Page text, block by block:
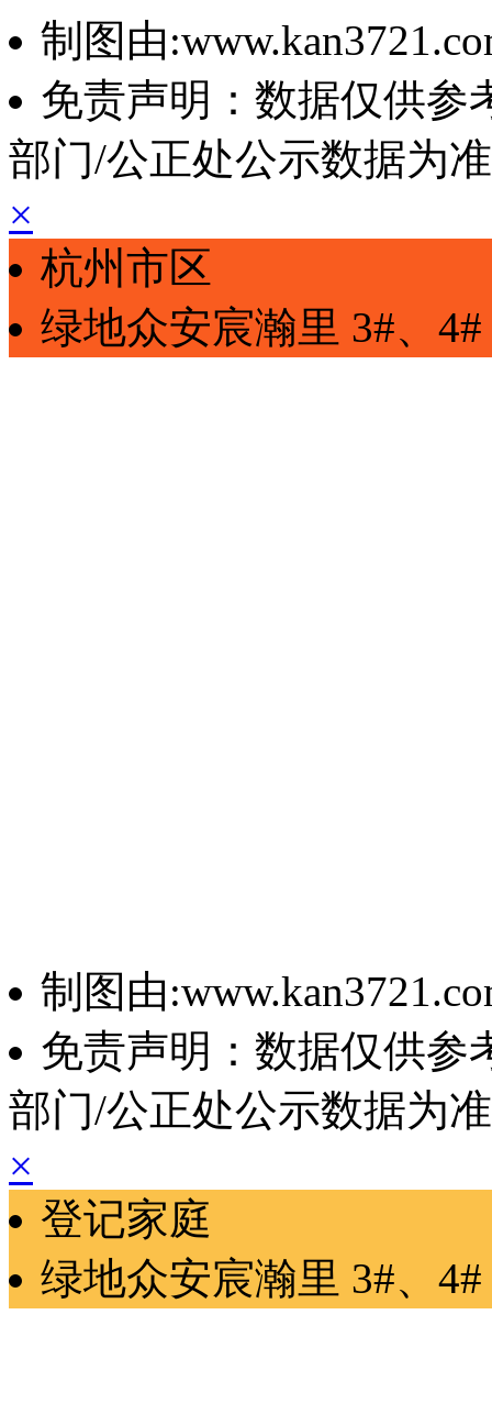
制图由
免责声明：数据仅供参
部门/公正处公示数据为
×
杭州市区
绿地众安宸瀚里 3#、4#
制图由
免责声明：数据仅供参
部门/公正处公示数据为
×
登记家庭
绿地众安宸瀚里 3#、4#